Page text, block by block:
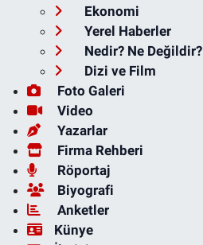
Ekonomi
Yerel Haberler
Nedir? Ne Değildir?
Dizi ve Film
Foto Galeri
Video
Yazarlar
Firma Rehberi
Röportaj
Biyografi
Anketler
Künye